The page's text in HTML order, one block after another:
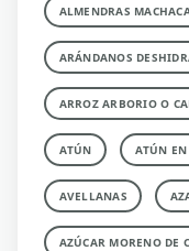
ALMENDRAS
ARÁNDANOS
ARROZ ARBORIO O
ATÚN ATÚN EN
AVELLANAS
AZÚCAR MORENO DE